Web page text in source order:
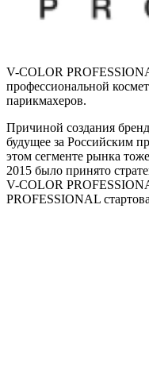
V-COLOR
профессиональной
парикмахеров.
Причиной создания
будущее за Российским
этом сегменте рынка
2015 было принято
V-COLOR
PROFESSIONAL